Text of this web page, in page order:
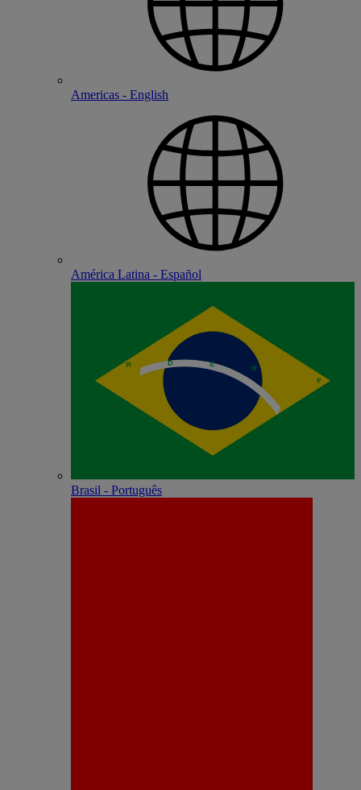
Americas - English
América Latina - Español
Brasil - Português